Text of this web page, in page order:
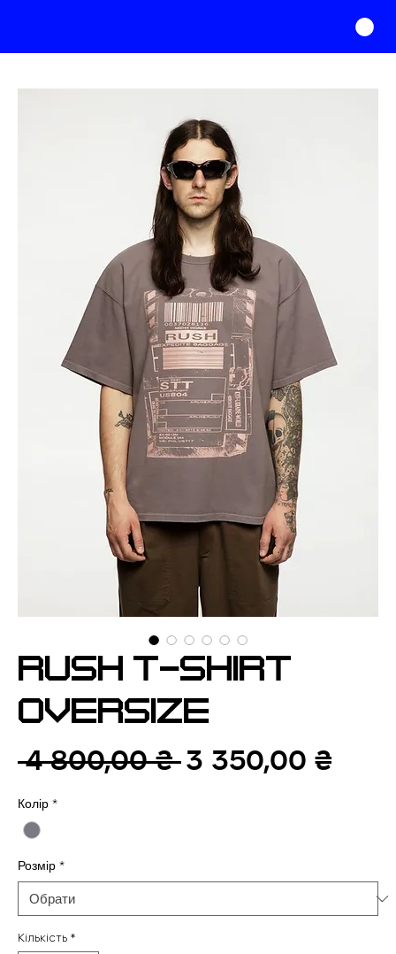
RUSH T-SHIRT
OVERSIZE
4 800,00 ₴ Звичайна
3 350,00 ₴
Колір *
Розмір *
Кількість *